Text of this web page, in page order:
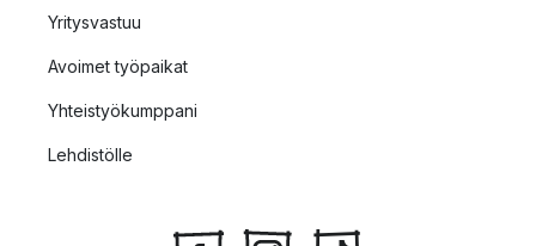
Yritysvastuu
Avoimet työpaikat
Yhteistyökumppani
Lehdistölle